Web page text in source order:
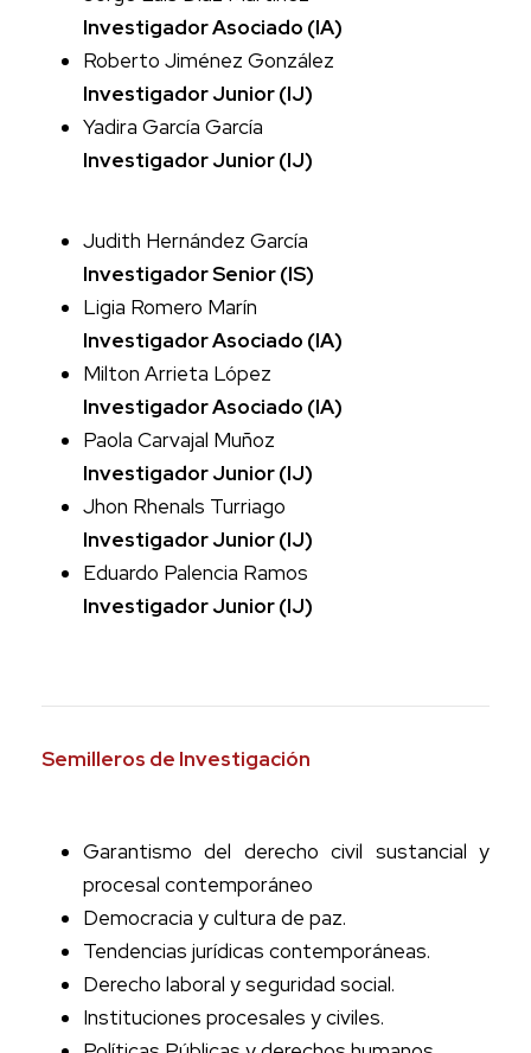
Investigador Asociado (IA)
Roberto Jiménez González
Investigador Junior (IJ)
Yadira García García
Investigador Junior (IJ)
Judith Hernández García
Investigador Senior (IS)
Ligia Romero Marín
Investigador Asociado (IA)
Milton Arrieta López
Investigador Asociado (IA)
Paola Carvajal Muñoz
Investigador Junior (IJ)
Jhon Rhenals Turriago
Investigador Junior (IJ)
Eduardo Palencia Ramos
Investigador Junior (IJ)
Semilleros de Investigación
Garantismo del derecho civil sustancial y
procesal contemporáneo
Democracia y cultura de paz.
Tendencias jurídicas contemporáneas.
Derecho laboral y seguridad social.
Instituciones procesales y civiles.